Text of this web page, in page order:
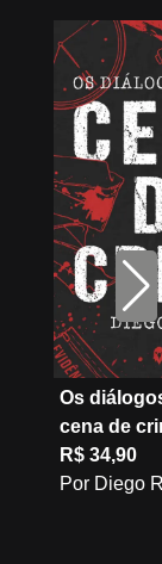
Os
cena de
R$ 34,90
Por Diego